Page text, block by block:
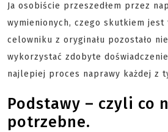
Ja osobiście przeszedłem przez
wymienionych, czego skutkiem jest
celowniku z oryginału pozostało
wykorzystać zdobyte
najlepiej proces naprawy każdej z
Podstawy – czyli co
potrzebne.